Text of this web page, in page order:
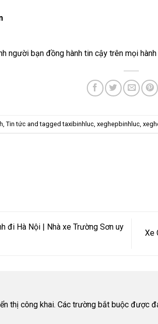
người bạn đồng hành tin cậy trên mọi
,Tin tức and taggedtaxibinhluc ,xeghepbinhluc ,
đi Hà Nội | Nhà xe Trường Sơn uy
Xe
thị công khai. Các trường bắt buộc được